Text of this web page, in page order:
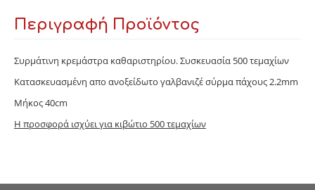
Περιγραφή Προϊόντος
Συρμάτινη κρεμάστρα καθαριστηρίου. Συσκευασία 500 τεμαχίων
Κατασκευασμένη απο ανοξείδωτο γαλβανιζέ σύρμα πάχους 2.2mm
Μήκος 40cm
Η προσφορά ισχύει για κιβώτιο 500 τεμαχίων